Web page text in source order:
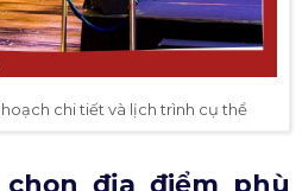
chi tiết và lịch trình cụ thể